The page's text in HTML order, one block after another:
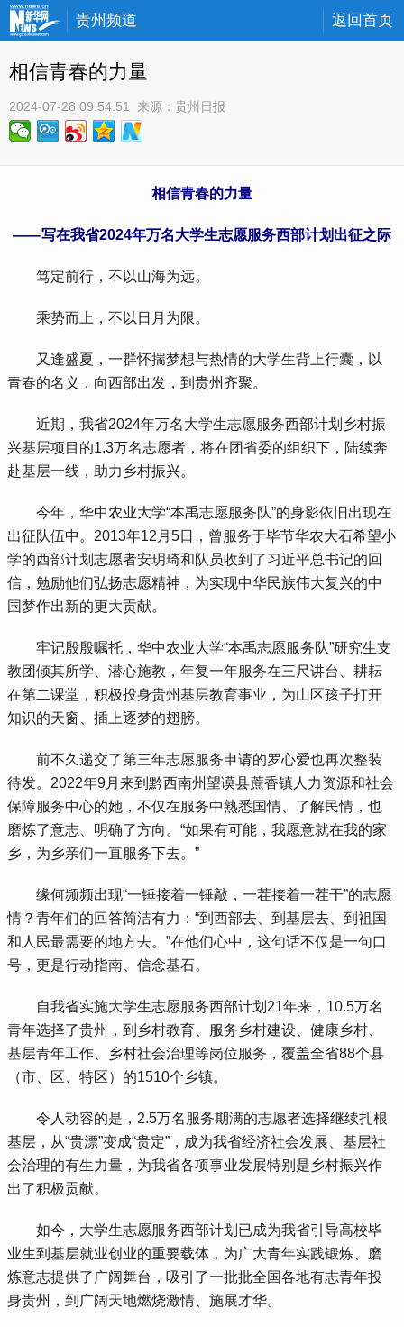
贵州频道 返回首页
相信青春的力量
2024-07-28 09:54:51 来源： 贵州日报
相信青春的力量
——写在我省2024年万名大学生志愿服务西部计划出征之际
笃定前行，不以山海为远。
乘势而上，不以日月为限。
又逢盛夏，一群怀揣梦想与热情的大学生背上行囊，以
青春的名义，向西部出发，到贵州齐聚。
近期，我省2024年万名大学生志愿服务西部计划乡村振
兴基层项目的1.3万名志愿者，将在团省委的组织下，陆续奔
赴基层一线，助力乡村振兴。
今年，华中农业大学“本禹志愿服务队”的身影依旧出现在
出征队伍中。2013年12月5日，曾服务于毕节华农大石希望小
学的西部计划志愿者安玥琦和队员收到了习近平总书记的回
信，勉励他们弘扬志愿精神，为实现中华民族伟大复兴的中
国梦作出新的更大贡献。
牢记殷殷嘱托，华中农业大学“本禹志愿服务队”研究生支
教团倾其所学、潜心施教，年复一年服务在三尺讲台、耕耘
在第二课堂，积极投身贵州基层教育事业，为山区孩子打开
知识的天窗、插上逐梦的翅膀。
前不久递交了第三年志愿服务申请的罗心爱也再次整装
待发。2022年9月来到黔西南州望谟县蔗香镇人力资源和社会
保障服务中心的她，不仅在服务中熟悉国情、了解民情，也
磨炼了意志、明确了方向。“如果有可能，我愿意就在我的家
乡，为乡亲们一直服务下去。”
缘何频频出现“一锤接着一锤敲，一茬接着一茬干”的志愿
情？青年们的回答简洁有力：“到西部去、到基层去、到祖国
和人民最需要的地方去。”在他们心中，这句话不仅是一句口
号，更是行动指南、信念基石。
自我省实施大学生志愿服务西部计划21年来，10.5万名
青年选择了贵州，到乡村教育、服务乡村建设、健康乡村、
基层青年工作、乡村社会治理等岗位服务，覆盖全省88个县
（市、区、特区）的1510个乡镇。
令人动容的是，2.5万名服务期满的志愿者选择继续扎根
基层，从“贵漂”变成“贵定”，成为我省经济社会发展、基层社
会治理的有生力量，为我省各项事业发展特别是乡村振兴作
出了积极贡献。
如今，大学生志愿服务西部计划已成为我省引导高校毕
业生到基层就业创业的重要载体，为广大青年实践锻炼、磨
炼意志提供了广阔舞台，吸引了一批批全国各地有志青年投
身贵州，到广阔天地燃烧激情、施展才华。